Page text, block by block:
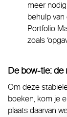
meer
behulp van
Portfolio
zoals
De bow-tie:
Om deze
boeken, kom je
plaats daarvan